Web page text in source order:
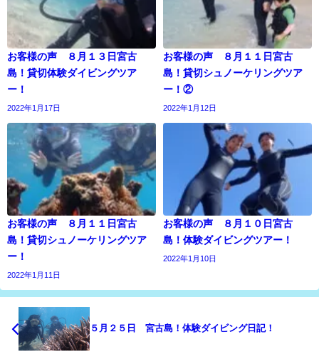
お客様の声 ８月１３日宮古
島！貸切体験ダイビングツア
ー！
2022年1月17日
お客様の声 ８月１１日宮古
島！貸切シュノーケリングツア
ー！②
2022年1月12日
お客様の声 ８月１１日宮古
島！貸切シュノーケリングツア
ー！
2022年1月11日
お客様の声 ８月１０日宮古
島！体験ダイビングツアー！
2022年1月10日
５月２５日 宮古島！体験ダイビング日記！